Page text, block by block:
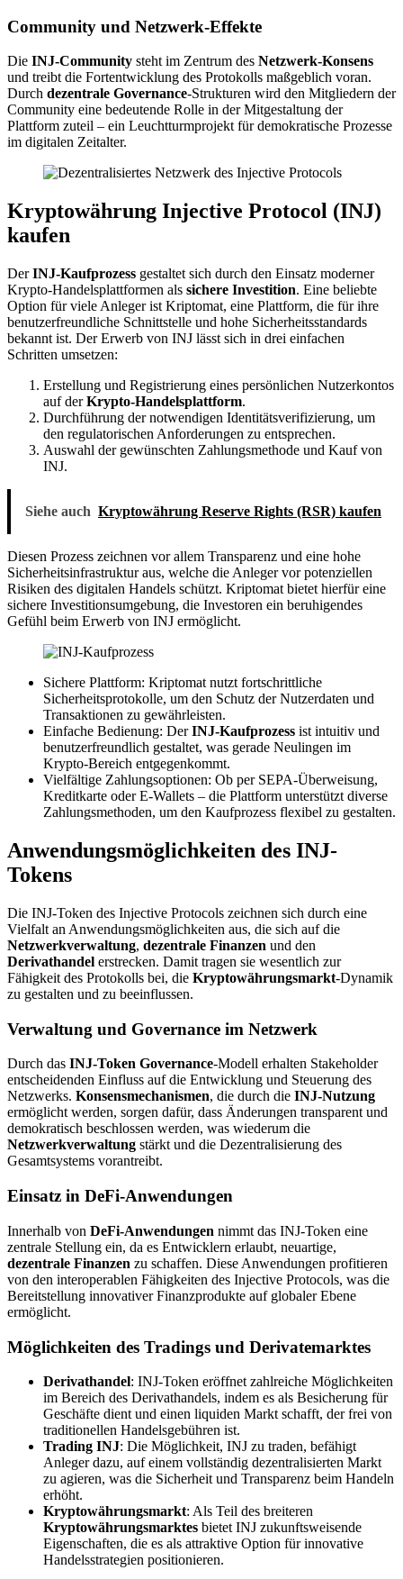
Community und Netzwerk-Effekte
Die INJ-Community steht im Zentrum des Netzwerk-Konsens
und treibt die Fortentwicklung des Protokolls maßgeblich voran.
Durch dezentrale Governance-Strukturen wird den Mitgliedern der
Community eine bedeutende Rolle in der Mitgestaltung der
Plattform zuteil – ein Leuchtturmprojekt für demokratische Prozesse
im digitalen Zeitalter.
Kryptowährung Injective Protocol (INJ)
kaufen
DerINJ-Kaufprozess gestaltet sich durch den Einsatz moderner
Krypto-Handelsplattformen als sichere Investition. Eine beliebte
Option für viele Anleger ist Kriptomat, eine Plattform, die für ihre
benutzerfreundliche Schnittstelle und hohe Sicherheitsstandards
bekannt ist. Der Erwerb von INJ lässt sich in drei einfachen
Schritten umsetzen:
Erstellung und Registrierung eines persönlichen Nutzerkontos
auf derKrypto-Handelsplattform.
Durchführung der notwendigen Identitätsverifizierung, um
den regulatorischen Anforderungen zu entsprechen.
Auswahl der gewünschten Zahlungsmethode und Kauf von
INJ.
Siehe auch Kryptowährung Reserve Rights (RSR) kaufen
Diesen Prozess zeichnen vor allem Transparenz und eine hohe
Sicherheitsinfrastruktur aus, welche die Anleger vor potenziellen
Risiken des digitalen Handels schützt. Kriptomat bietet hierfür eine
sichere Investitionsumgebung, die Investoren ein beruhigendes
Gefühl beim Erwerb von INJ ermöglicht.
Sichere Plattform: Kriptomat nutzt fortschrittliche
Sicherheitsprotokolle, um den Schutz der Nutzerdaten und
Transaktionen zu gewährleisten.
Einfache Bedienung: DerINJ-Kaufprozess ist intuitiv und
benutzerfreundlich gestaltet, was gerade Neulingen im
Krypto-Bereich entgegenkommt.
Vielfältige Zahlungsoptionen: Ob per SEPA-Überweisung,
Kreditkarte oder E-Wallets – die Plattform unterstützt diverse
Zahlungsmethoden, um den Kaufprozess flexibel zu gestalten.
Anwendungsmöglichkeiten des INJ-
Tokens
Die INJ-Token des Injective Protocols zeichnen sich durch eine
Vielfalt an Anwendungsmöglichkeiten aus, die sich auf die
Netzwerkverwaltung, dezentrale Finanzen und den
Derivathandel erstrecken. Damit tragen sie wesentlich zur
Fähigkeit des Protokolls bei, die Kryptowährungsmarkt-Dynamik
zu gestalten und zu beeinflussen.
Verwaltung und Governance im Netzwerk
Durch das INJ-Token Governance-Modell erhalten Stakeholder
entscheidenden Einfluss auf die Entwicklung und Steuerung des
Netzwerks. Konsensmechanismen, die durch die INJ-Nutzung
ermöglicht werden, sorgen dafür, dass Änderungen transparent und
demokratisch beschlossen werden, was wiederum die
Netzwerkverwaltung stärkt und die Dezentralisierung des
Gesamtsystems vorantreibt.
Einsatz in DeFi-Anwendungen
Innerhalb von DeFi-Anwendungen nimmt das INJ-Token eine
zentrale Stellung ein, da es Entwicklern erlaubt, neuartige,
dezentrale Finanzen zu schaffen. Diese Anwendungen profitieren
von den interoperablen Fähigkeiten des Injective Protocols, was die
Bereitstellung innovativer Finanzprodukte auf globaler Ebene
ermöglicht.
Möglichkeiten des Tradings und Derivatemarktes
Derivathandel: INJ-Token eröffnet zahlreiche Möglichkeiten
im Bereich des Derivathandels, indem es als Besicherung für
Geschäfte dient und einen liquiden Markt schafft, der frei von
traditionellen Handelsgebühren ist.
Trading INJ: Die Möglichkeit, INJ zu traden, befähigt
Anleger dazu, auf einem vollständig dezentralisierten Markt
zu agieren, was die Sicherheit und Transparenz beim Handeln
erhöht.
Kryptowährungsmarkt: Als Teil des breiteren
Kryptowährungsmarktes bietet INJ zukunftsweisende
Eigenschaften, die es als attraktive Option für innovative
Handelsstrategien positionieren.